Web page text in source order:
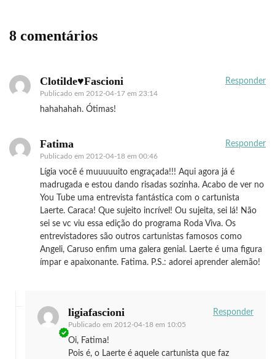
8 comentários
Clotilde♥Fascioni
Publicado em 2012-04-17 em 23:14
Responder
hahahahah. Ótimas!
Fatima
Publicado em 2012-04-18 em 00:46
Responder
Lígia você é muuuuuito engraçada!!! Aqui agora já é
madrugada e estou dando risadas sozinha. Acabo de ver no
You Tube uma entrevista fantástica com o cartunista
Laerte. Caraca! Que sujeito incrível! Ou sujeita, sei lá! Não
sei se vc viu essa edição do programa Roda Viva. Os
entrevistadores são outros cartunistas famosos como
Angeli, Caruso enfim uma galera genial. Laerte é uma figura
ímpar e apaixonante. Fatima. P.S.: adorei aprender alemão!
ligiafascioni
Publicado em 2012-04-18 em 10:05
Responder
Oi, Fatima!
Pois é, o Laerte é aquele cartunista que faz